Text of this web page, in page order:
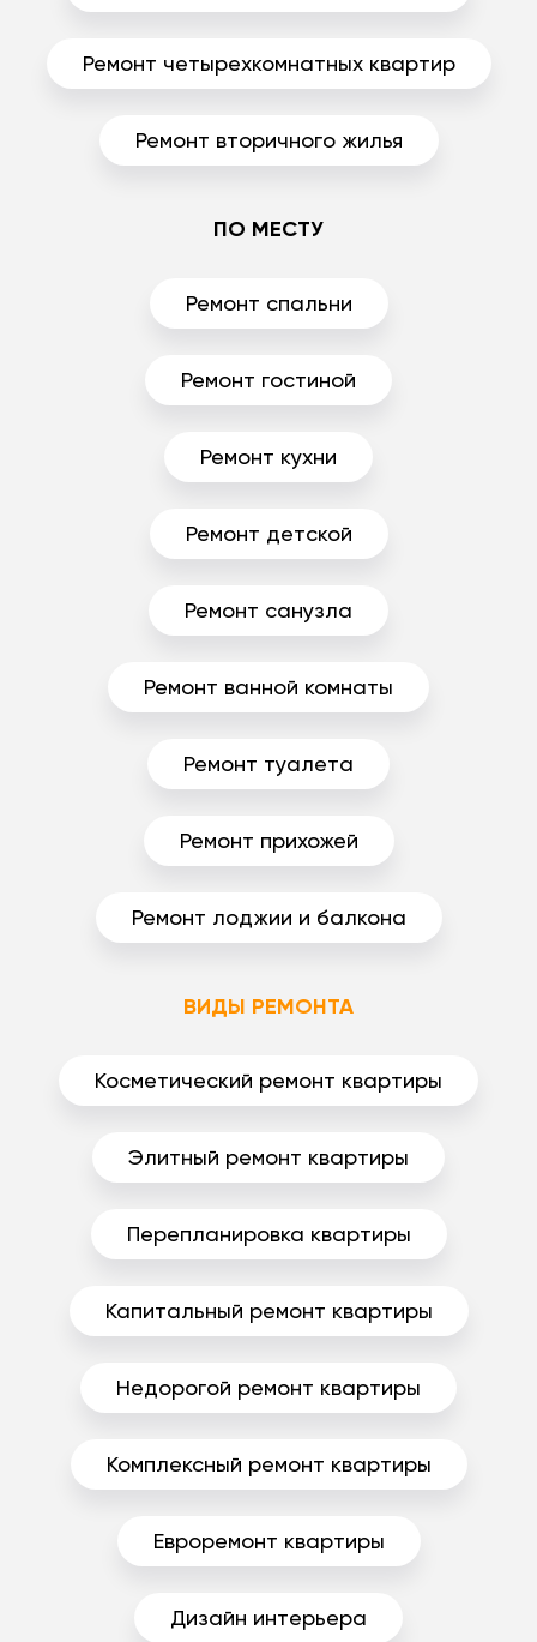
Ремонт четырехкомнатных квартир
Ремонт вторичного жилья
ПО МЕСТУ
Ремонт спальни
Ремонт гостиной
Ремонт кухни
Ремонт детской
Ремонт санузла
Ремонт ванной комнаты
Ремонт туалета
Ремонт прихожей
Ремонт лоджии и балкона
ВИДЫ РЕМОНТА
Косметический ремонт квартиры
Элитный ремонт квартиры
Перепланировка квартиры
Капитальный ремонт квартиры
Недорогой ремонт квартиры
Комплексный ремонт квартиры
Евроремонт квартиры
Дизайн интерьера